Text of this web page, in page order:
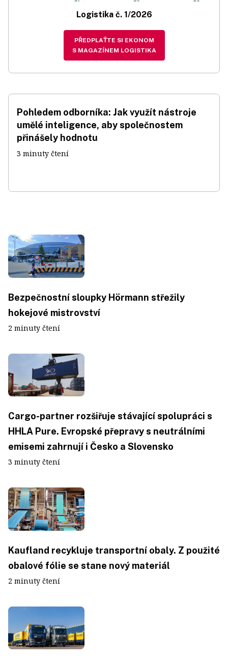
Logistika č. 1/2026
PŘEDPLAŤTE SI EKONOM
S MAGAZÍNEM LOGISTIKA
Pohledem odborníka: Jak využít nástroje
umělé inteligence, aby společnostem
přinášely hodnotu
3 minuty čtení
Bezpečnostní sloupky Hörmann střežily
hokejové mistrovství
2 minuty čtení
Cargo-partner rozšiřuje stávající spolupráci s
HHLA Pure. Evropské přepravy s neutrálními
emisemi zahrnují i Česko a Slovensko
3 minuty čtení
Kaufland recykluje transportní obaly. Z použité
obalové fólie se stane nový materiál
2 minuty čtení